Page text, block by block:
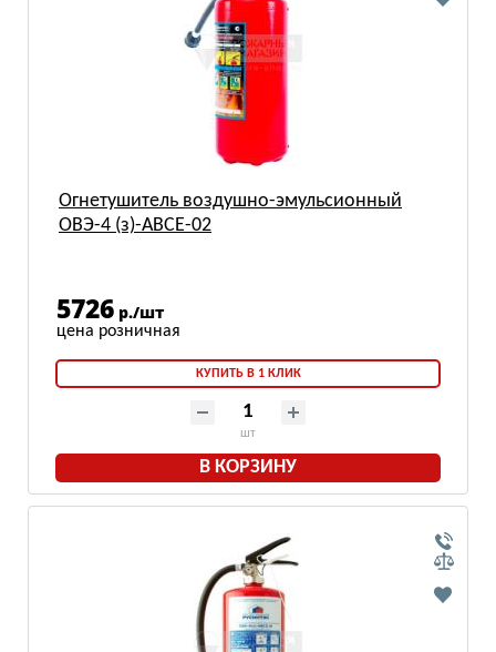
Огнетушитель воздушно-эмульсионный
ОВЭ-4 (з)-АВСЕ-02
5726 р./шт
КУПИТЬ В 1 КЛИК
шт
В КОРЗИНУ